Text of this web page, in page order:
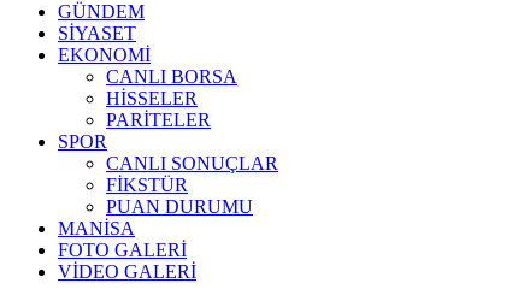
GÜNDEM
SİYASET
EKONOMİ
CANLI BORSA
HİSSELER
PARİTELER
SPOR
CANLI SONUÇLAR
FİKSTÜR
PUAN DURUMU
MANİSA
FOTO GALERİ
VİDEO GALERİ